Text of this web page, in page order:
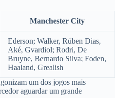
Manchester City
Ederson; Walker, Rúben Dias,
Aké, Gvardiol; Rodri, De
Bruyne, Bernardo Silva; Foden,
Haaland, Grealish
um dos jogos mais
aguardar um grande